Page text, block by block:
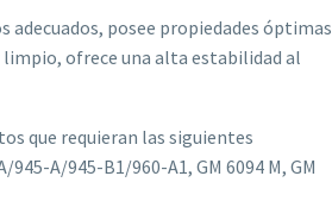
adecuados, posee propiedades óptimas
ofrece una alta estabilidad al
que requieran las siguientes
A/945-B1/960-A1, GM 6094 M, GM